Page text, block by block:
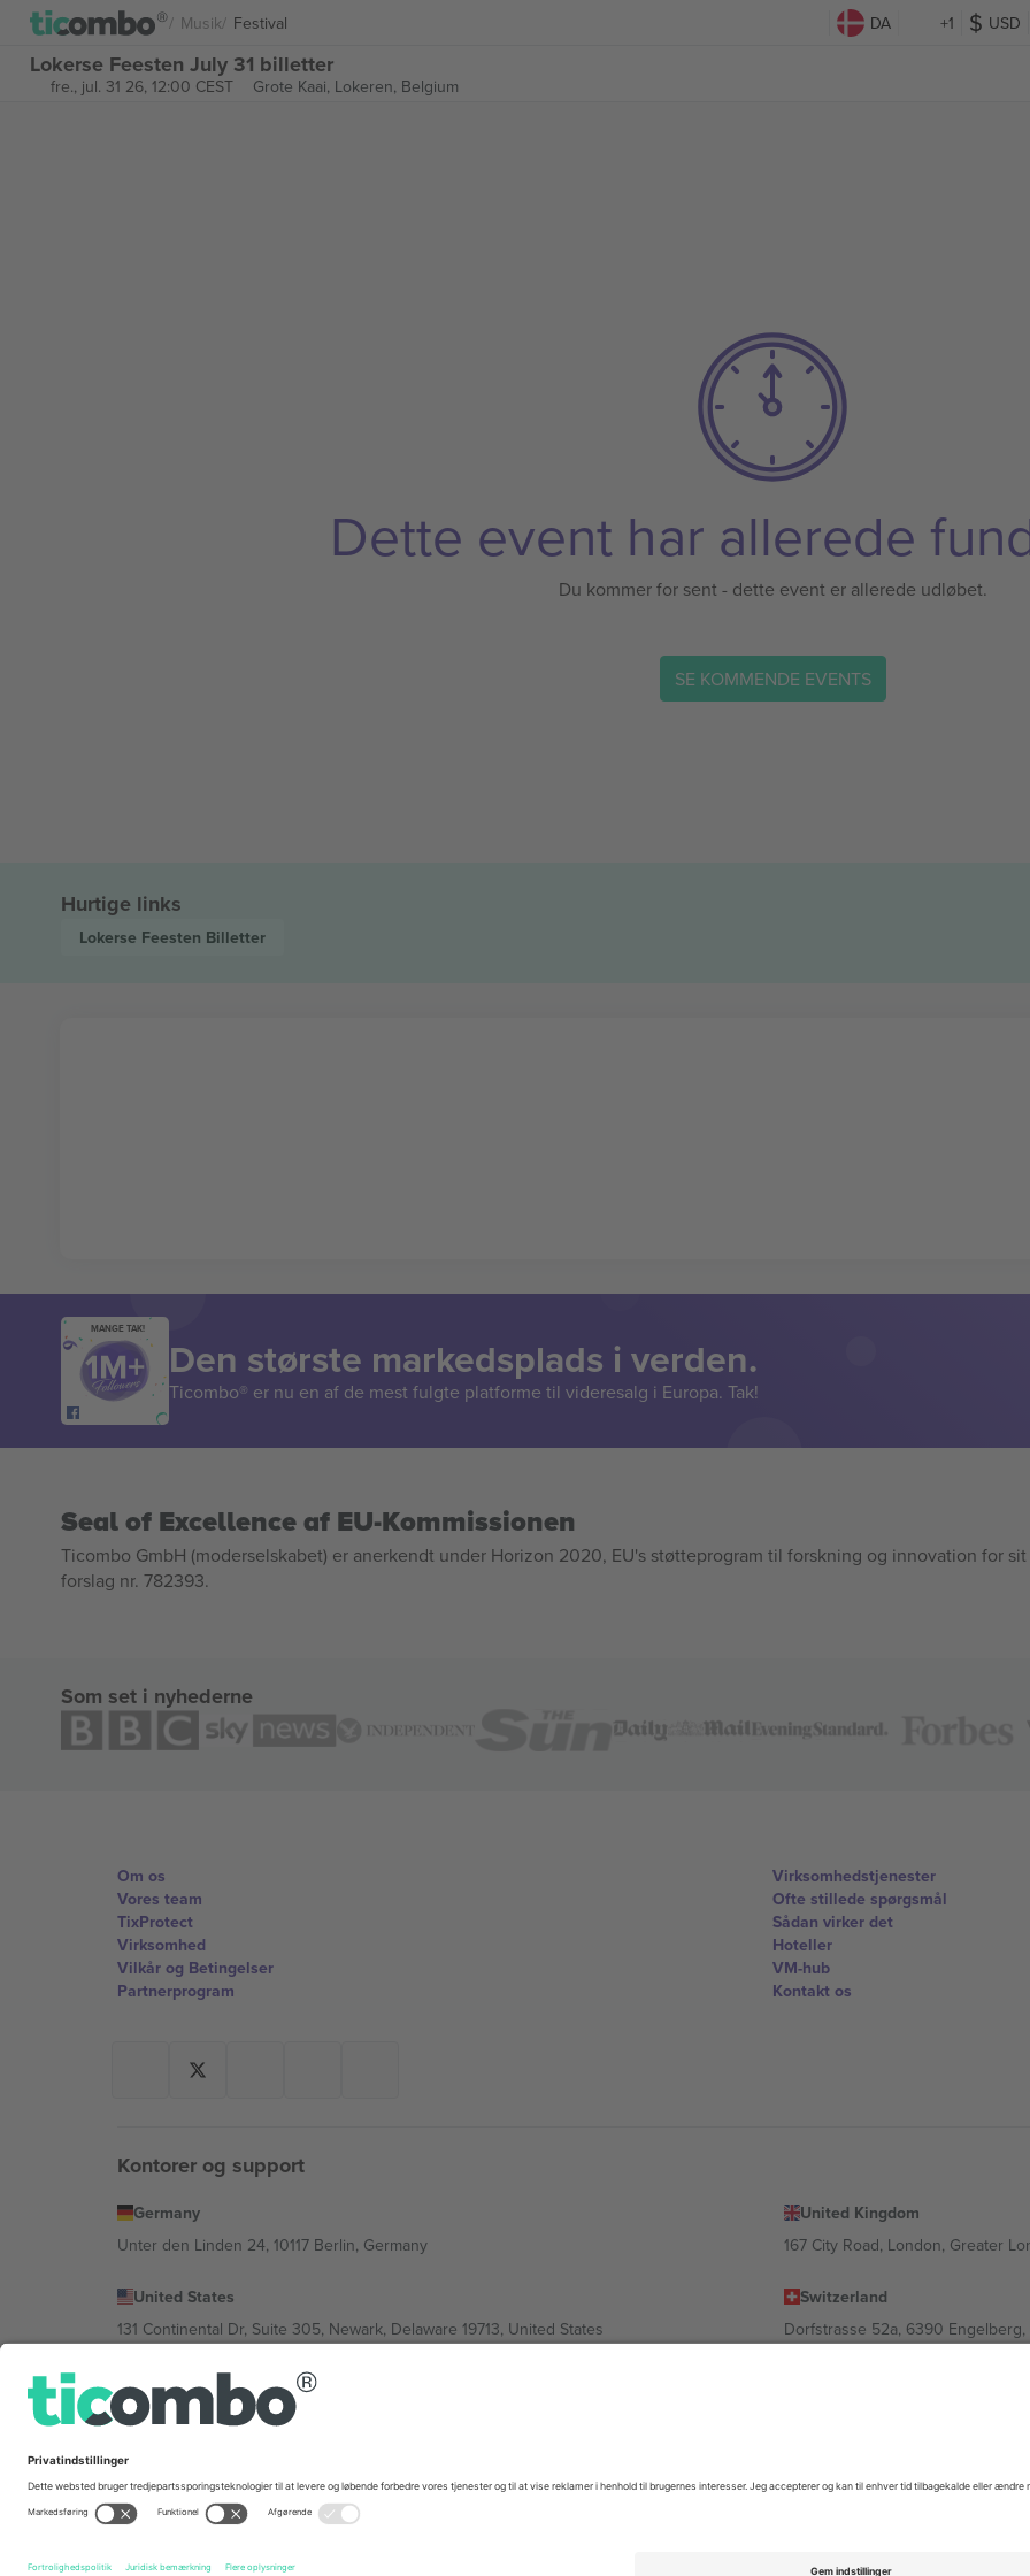
Musik Festival DA +1 USD
Lokerse Feesten July 31 billetter
fre., jul. 31 26, 12:00 CEST Grote Kaai, Lokeren, Belgium
Dette event har allerede
Du kommer for sent - dette event er allerede udløbet.
SE KOMMENDE EVENTS
Hurtige links
Lokerse Feesten Billetter
MANGE TAK!
Den største markedsplads i verden.
Ticombo® er nu en af de mest fulgte platforme til videresalg i Europa. Tak!
Seal of Excellence af EU-Kommissionen
Ticombo GmbH (moderselskabet) er anerkendt under Horizon 2020, EU's støtteprogram til forskning og innovation for sit
forslag nr. 782393.
Som set i nyhederne
Om os
Vores team
TixProtect
Virksomhed
Vilkår og Betingelser
Partnerprogram
Virksomhedstjenester
Ofte stillede spørgsmål
Sådan virker det
Hoteller
VM-hub
Kontakt os
Kontorer og support
Germany
Unter den Linden 24, 10117 Berlin, Germany
United Kingdom
167 City Road, London, Greater
United States
131 Continental Dr, Suite 305, Newark, Delaware 19713, United States
Switzerland
Dorfstrasse 52a, 6390 Engelberg,
Bulgaria
Regus Sofia City West, bul Totleben 53-55, 1606 Sofia, Bulgaria
Av Chapultepec 360, Roma Norte, Cuauhtémoc, 06700 Ciudad de México, CDMX, Mexico
© 2026 Ticombo. Alle rettigheder forbeholdes.